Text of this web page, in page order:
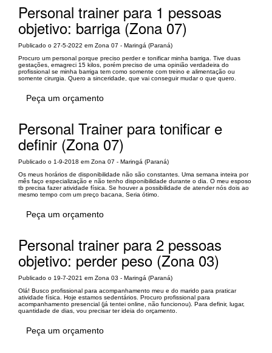
Personal trainer para 1 pessoas
objetivo: barriga (Zona 07)
Publicado o 27-5-2022 em Zona 07 - Maringá (Paraná)
Procuro um personal porque preciso perder e tonificar minha barriga. Tive duas
gestações, emagreci 15 kilos, porém preciso de uma opinião verdadeira do
profissional se minha barriga tem como somente com treino e alimentação ou
somente cirurgia. Quero a sinceridade, que vai conseguir mudar o que quero.
Peça um orçamento
Personal Trainer para tonificar e
definir (Zona 07)
Publicado o 1-9-2018 em Zona 07 - Maringá (Paraná)
Os meus horários de disponibilidade não são constantes. Uma semana inteira por
mês faço especialização e não tenho disponibilidade durante o dia. O meu esposo
tb precisa fazer atividade física. Se houver a possibilidade de atender nós dois ao
mesmo tempo com um preço bacana, Seria ótimo.
Peça um orçamento
Personal trainer para 2 pessoas
objetivo: perder peso (Zona 03)
Publicado o 19-7-2021 em Zona 03 - Maringá (Paraná)
Olá! Busco profissional para acompanhamento meu e do marido para praticar
atividade física. Hoje estamos sedentários. Procuro profissional para
acompanhamento presencial (já tentei online, não funcionou). Para definir, lugar,
quantidade de dias, vou precisar ter ideia do orçamento.
Peça um orçamento